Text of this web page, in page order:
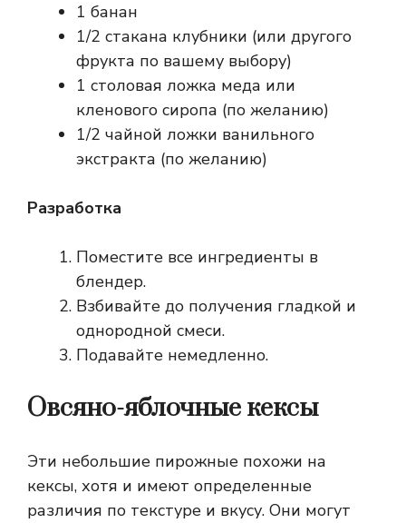
1 банан
1/2 стакана клубники (или другого
фрукта по вашему выбору)
1 столовая ложка меда или
кленового сиропа (по желанию)
1/2 чайной ложки ванильного
экстракта (по желанию)
Разработка
Поместите все ингредиенты в
блендер.
Взбивайте до получения гладкой и
однородной смеси.
Подавайте немедленно.
Овсяно-яблочные кексы
Эти небольшие пирожные похожи на
кексы, хотя и имеют определенные
различия по текстуре и вкусу. Они могут